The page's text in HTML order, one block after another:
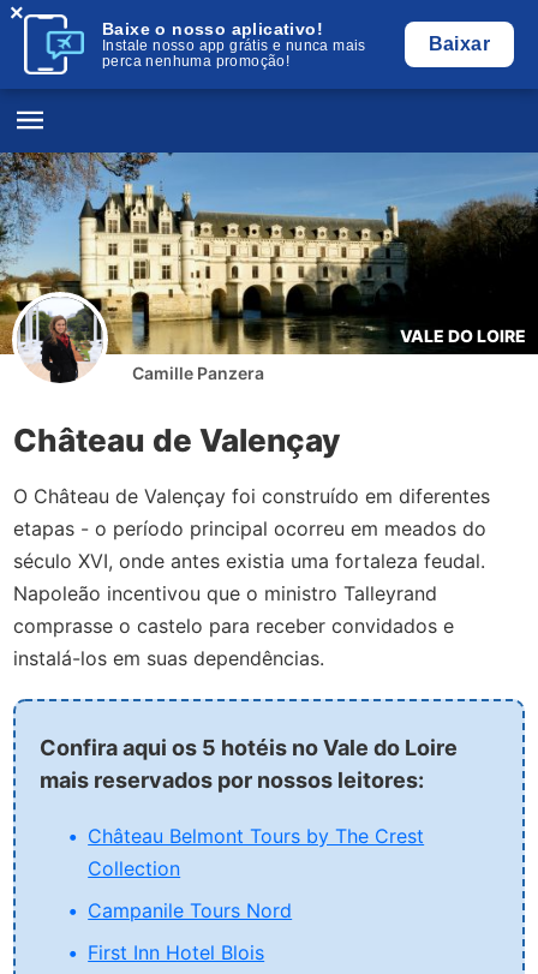
Baixe o nosso aplicativo!
Instale nosso app grátis e nunca mais
perca nenhuma promoção!
Baixar
×
VALE DO LOIRE
Camille Panzera
Château de Valençay
O Château de Valençay foi construído em diferentes
etapas - o período principal ocorreu em meados do
século XVI, onde antes existia uma fortaleza feudal.
Napoleão incentivou que o ministro Talleyrand
comprasse o castelo para receber convidados e
instalá-los em suas dependências.
Confira aqui os 5 hotéis no Vale do Loire
mais reservados por nossos leitores:
Château Belmont Tours by The Crest
Collection
Campanile Tours Nord
First Inn Hotel Blois